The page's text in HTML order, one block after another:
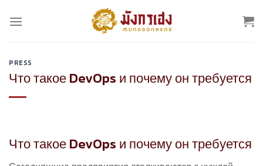
PRESS
Что такое DevOps и почему он требуется
Что такое DevOps и почему он требуется